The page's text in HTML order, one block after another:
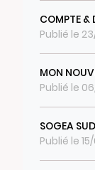
COMPTE &
Publié le
MON
Publié le
SOGEA
Publié le